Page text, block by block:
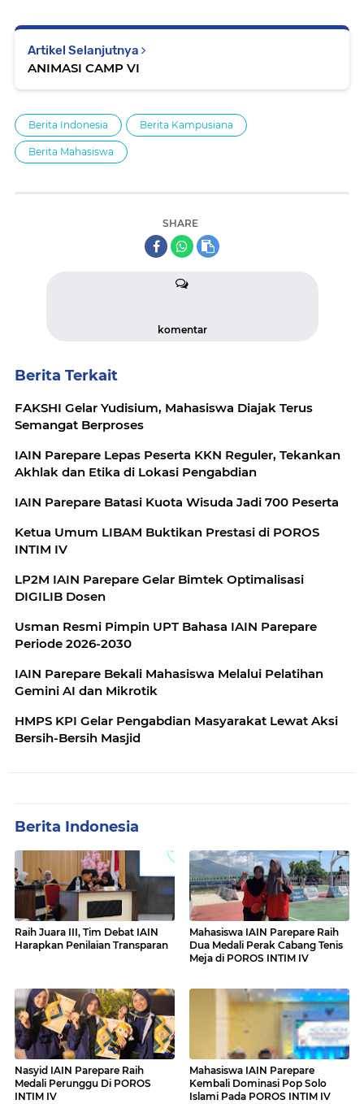
Artikel Selanjutnya
ANIMASI CAMP VI
Berita Indonesia Berita Kampusiana
Berita Mahasiswa
SHARE
komentar
Berita Terkait
FAKSHI Gelar Yudisium, Mahasiswa Diajak Terus
Semangat Berproses
IAIN Parepare Lepas Peserta KKN Reguler, Tekankan
Akhlak dan Etika di Lokasi Pengabdian
IAIN Parepare Batasi Kuota Wisuda Jadi 700 Peserta
Ketua Umum LIBAM Buktikan Prestasi di POROS
INTIM IV
LP2M IAIN Parepare Gelar Bimtek Optimalisasi
DIGILIB Dosen
Usman Resmi Pimpin UPT Bahasa IAIN Parepare
Periode 2026-2030
IAIN Parepare Bekali Mahasiswa Melalui Pelatihan
Gemini AI dan Mikrotik
HMPS KPI Gelar Pengabdian Masyarakat Lewat Aksi
Bersih-Bersih Masjid
Berita Indonesia
Raih Juara III, Tim Debat IAIN
Harapkan Penilaian Transparan
Mahasiswa IAIN Parepare Raih
Dua Medali Perak Cabang Tenis
Meja di POROS INTIM IV
Nasyid IAIN Parepare Raih
Medali Perunggu Di POROS
INTIM IV
Mahasiswa IAIN Parepare
Kembali Dominasi Pop Solo
Islami Pada POROS INTIM IV